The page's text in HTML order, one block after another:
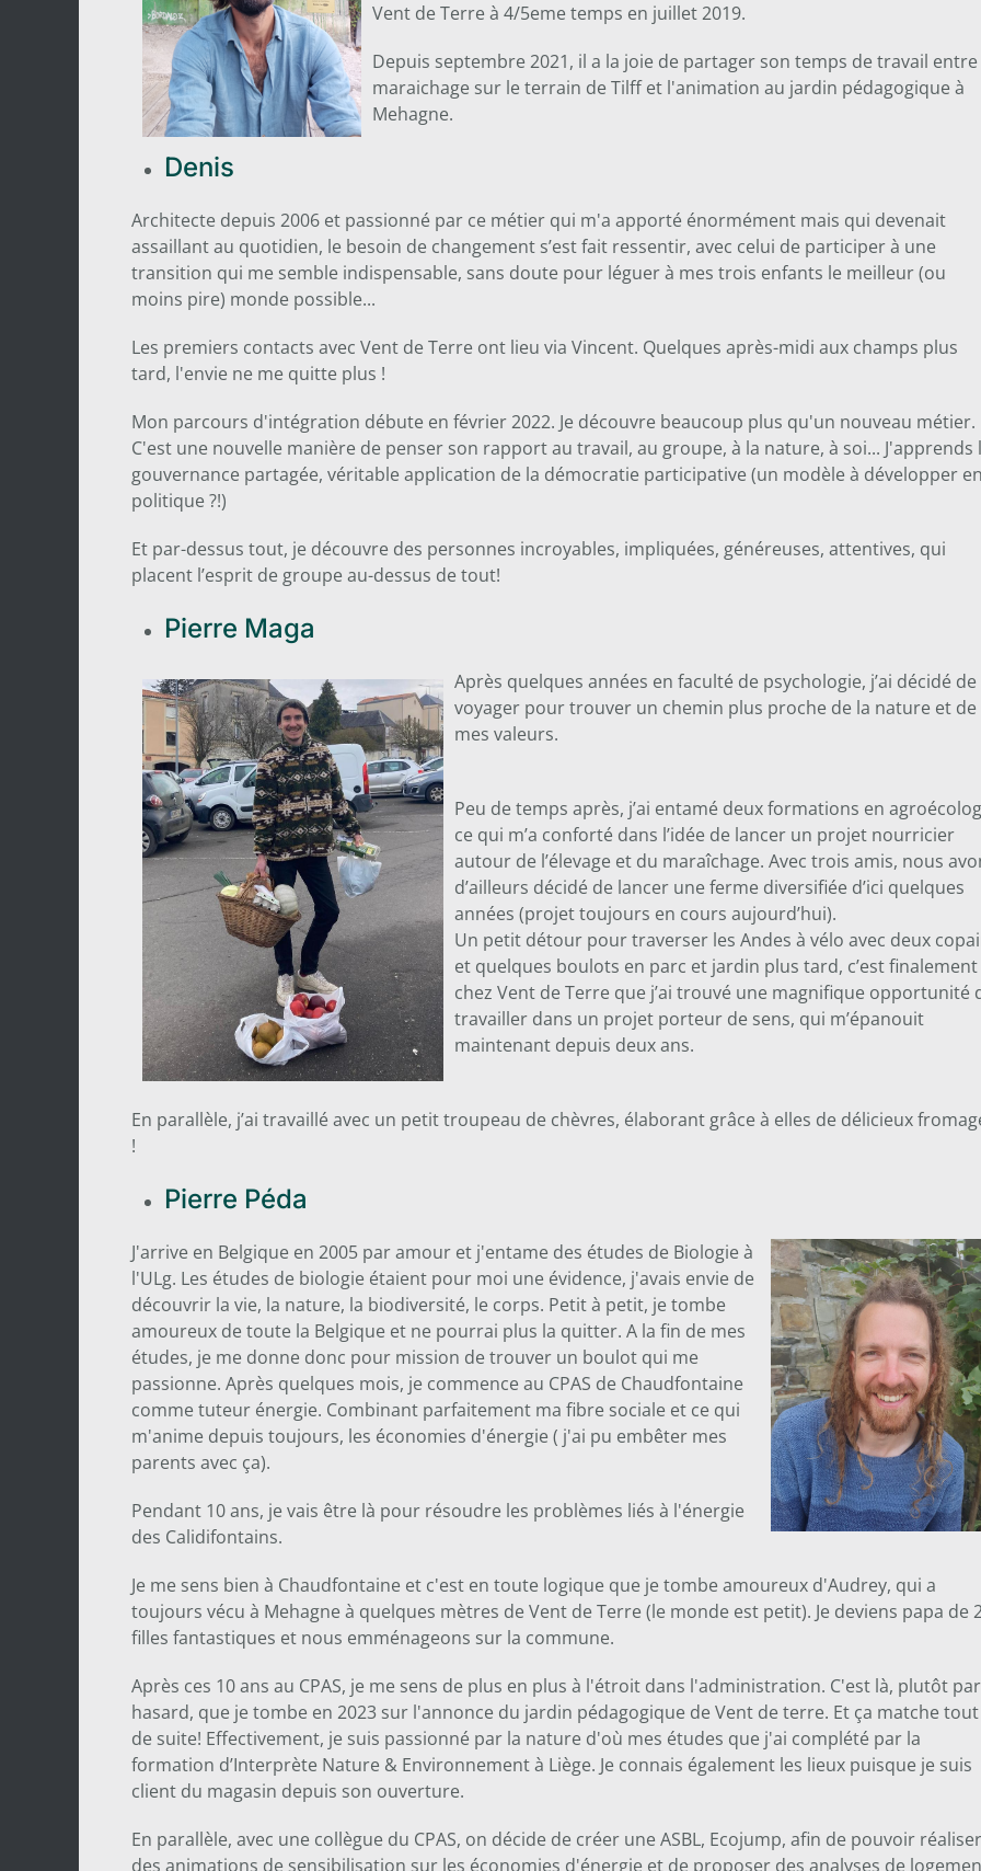
Vent de Terre à 4/5eme temps en juillet 2019.
Depuis septembre 2021, il a la joie de partager son temps de travail entre
maraichage sur le terrain de Tilff et l'animation au jardin pédagogique à
Mehagne.
Denis
Architecte depuis 2006 et passionné par ce métier qui m'a apporté énormément mais qui devenait
assaillant au quotidien, le besoin de changement s’est fait ressentir, avec celui de participer à une
transition qui me semble indispensable, sans doute pour léguer à mes trois enfants le meilleur (ou
moins pire) monde possible...
Les premiers contacts avec Vent de Terre ont lieu via Vincent. Quelques après-midi aux champs plus
tard, l'envie ne me quitte plus !
Mon parcours d'intégration débute en février 2022. Je découvre beaucoup plus qu'un nouveau métier.
C'est une nouvelle manière de penser son rapport au travail, au groupe, à la nature, à soi... J'apprends
gouvernance partagée, véritable application de la démocratie participative (un modèle à développer en
politique ?!)
Et par-dessus tout, je découvre des personnes incroyables, impliquées, généreuses, attentives, qui
placent l’esprit de groupe au-dessus de tout!
Pierre Maga
Après quelques années en faculté de psychologie, j’ai décidé de
voyager pour trouver un chemin plus proche de la nature et de
mes valeurs.
Peu de temps après, j’ai entamé deux formations en
ce qui m’a conforté dans l’idée de lancer un projet nourricier
autour de l’élevage et du maraîchage. Avec trois amis, nous
d’ailleurs décidé de lancer une ferme diversifiée d’ici quelques
années (projet toujours en cours aujourd’hui).
Un petit détour pour traverser les Andes à vélo avec deux
et quelques boulots en parc et jardin plus tard, c’est finalement
chez Vent de Terre que j’ai trouvé une magnifique opportunité
travailler dans un projet porteur de sens, qui m’épanouit
maintenant depuis deux ans.
En parallèle, j’ai travaillé avec un petit troupeau de chèvres, élaborant grâce à elles de délicieux
!
Pierre Péda
J'arrive en Belgique en 2005 par amour et j'entame des études de Biologie à
l'ULg. Les études de biologie étaient pour moi une évidence, j'avais envie de
découvrir la vie, la nature, la biodiversité, le corps. Petit à petit, je tombe
amoureux de toute la Belgique et ne pourrai plus la quitter. A la fin de mes
études, je me donne donc pour mission de trouver un boulot qui me
passionne. Après quelques mois, je commence au CPAS de Chaudfontaine
comme tuteur énergie. Combinant parfaitement ma fibre sociale et ce qui
m'anime depuis toujours, les économies d'énergie ( j'ai pu embêter mes
parents avec ça).
Pendant 10 ans, je vais être là pour résoudre les problèmes liés à l'énergie
des Calidifontains.
Je me sens bien à Chaudfontaine et c'est en toute logique que je tombe amoureux d'Audrey, qui a
toujours vécu à Mehagne à quelques mètres de Vent de Terre (le monde est petit). Je deviens papa de
filles fantastiques et nous emménageons sur la commune.
Après ces 10 ans au CPAS, je me sens de plus en plus à l'étroit dans l'administration. C'est là, plutôt par
hasard, que je tombe en 2023 sur l'annonce du jardin pédagogique de Vent de terre. Et ça matche tout
de suite! Effectivement, je suis passionné par la nature d'où mes études que j'ai complété par la
formation d’Interprète Nature & Environnement à Liège. Je connais également les lieux puisque je suis
client du magasin depuis son ouverture.
En parallèle, avec une collègue du CPAS, on décide de créer une ASBL, Ecojump, afin de pouvoir réaliser
des animations de sensibilisation sur les économies d'énergie et de proposer des analyses de